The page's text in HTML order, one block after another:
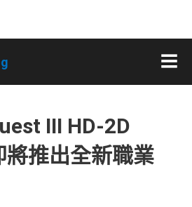
III HD-2D
將推出全新職業